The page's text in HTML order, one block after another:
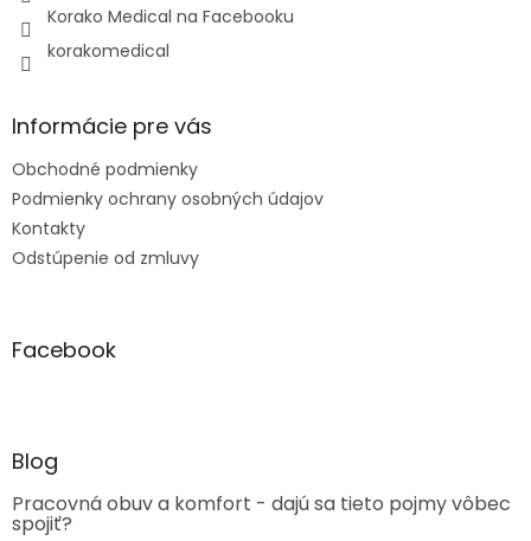
Korako Medical na Facebooku
korakomedical
Informácie pre vás
Obchodné podmienky
Podmienky ochrany osobných údajov
Kontakty
Odstúpenie od zmluvy
Facebook
Blog
Pracovná obuv a komfort - dajú sa tieto pojmy vôbec
spojiť?